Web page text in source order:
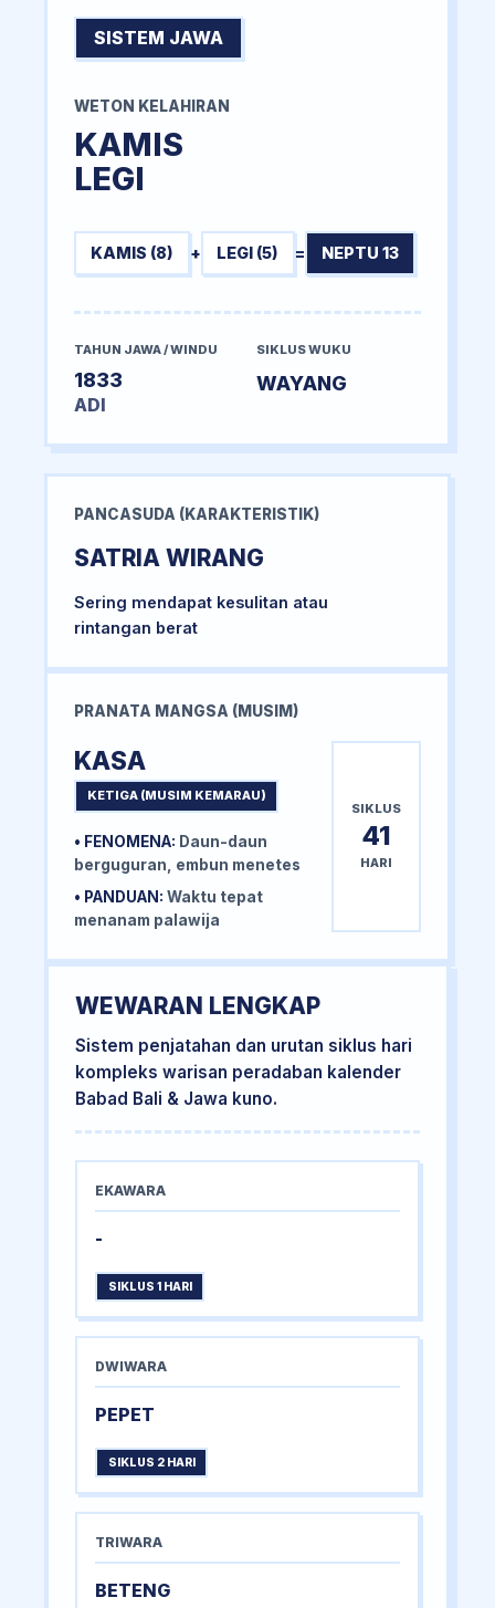
SISTEM JAWA
WETON KELAHIRAN
KAMIS
LEGI
KAMIS (8) + LEGI (5) = NEPTU 13
TAHUN JAWA / WINDU
1833
ADI
SIKLUS WUKU
WAYANG
PANCASUDA (KARAKTERISTIK)
SATRIA WIRANG
Sering mendapat kesulitan atau
rintangan berat
PRANATA MANGSA (MUSIM)
KASA
KETIGA (MUSIM KEMARAU)
• FENOMENA: Daun-daun
berguguran, embun menetes
• PANDUAN: Waktu tepat
menanam palawija
SIKLUS
41
HARI
WEWARAN LENGKAP
Sistem penjatahan dan urutan siklus hari
kompleks warisan peradaban kalender
Babad Bali & Jawa kuno.
EKAWARA
-
SIKLUS 1 HARI
DWIWARA
PEPET
SIKLUS 2 HARI
TRIWARA
BETENG